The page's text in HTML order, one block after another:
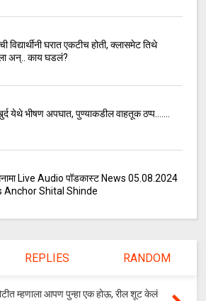
विद्यार्थीनी घरात एकटीच होती, क्लासमेट तिथे
अन्.. काय घडलं?
येथे भीषण अपघात, पुण्याकडील वाहतूक ठप्प.......
Live Audio पॉडकास्ट News 05.08.2024
Anchor Shital Shinde
REPLIES RANDOM
म्हणाला आपण पुन्हा एक होऊ, रील शूट केलं